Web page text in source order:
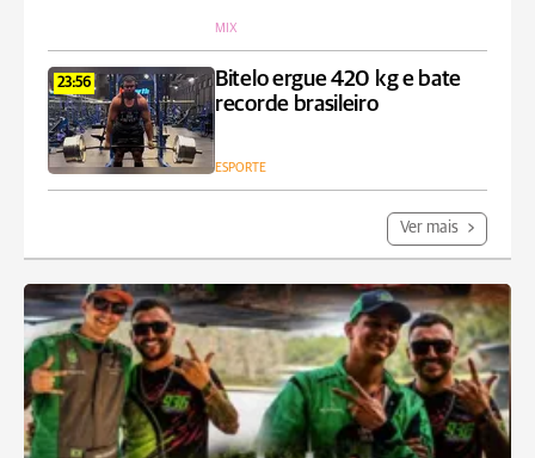
MIX
23:56
Bitelo ergue 420 kg e bate
recorde brasileiro
ESPORTE
Ver mais